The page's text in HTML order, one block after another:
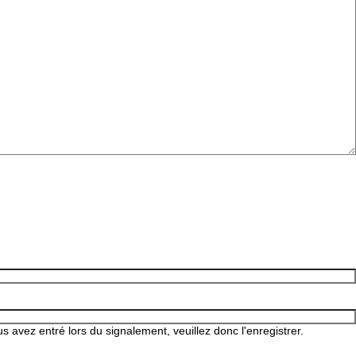
avez entré lors du signalement, veuillez donc l'enregistrer.